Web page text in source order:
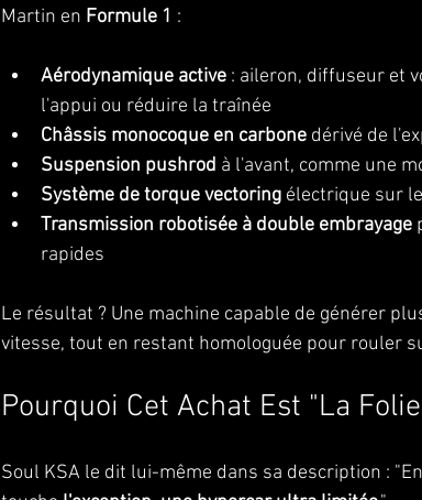
Martin en Formule 1 :
Aérodynamique active : aileron, diffuseur et
l'appui ou réduire la traînée
Châssis monocoque en carbone dérivé de
Suspension pushrod à l'avant, comme une
Système de torque vectoring électrique sur
Transmission robotisée à double embrayage
rapides
Le résultat ? Une machine capable de générer
vitesse, tout en restant homologuée pour rouler
Pourquoi Cet Achat Est "La
Soul KSA le dit lui-même dans sa description :